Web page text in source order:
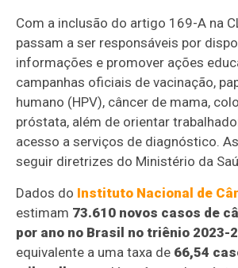
Com a inclusão do artigo 169-A na
passam a ser responsáveis por
informações e promover ações
campanhas oficiais de vacinação,
humano (HPV), câncer de mama,
próstata, além de orientar
acesso a serviços de diagnóstico.
seguir diretrizes do Ministério da
Dados do Instituto Nacional de
estimam 73.610 novos casos de
por ano no Brasil no triênio 2023-
equivalente a uma taxa de 66,54